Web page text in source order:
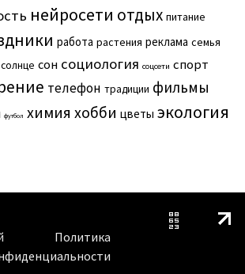
нейросети отдых питание
работа растения реклама семья
солнце сон социология соцсети спорт
телефон традиции фильмы
футбол химия хобби цветы экология
Политика